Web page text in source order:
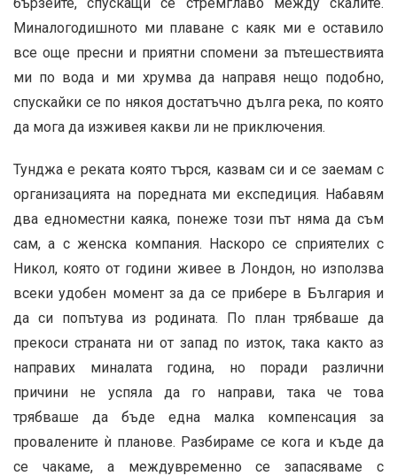
Миналогодишното ми плаване с каяк ми е оставило
все още пресни и приятни спомени за пътешествията
ми по вода и ми хрумва да направя нещо подобно,
спускайки се по някоя достатъчно дълга река, по която
да мога да изживея какви ли не приключения.
Тунджа е реката която търся, казвам си и се заемам с
организацията на поредната ми експедиция. Набавям
два едноместни каяка, понеже този път няма да съм
сам, а с женска компания. Наскоро се сприятелих с
Никол, която от години живее в Лондон, но използва
всеки удобен момент за да се прибере в България и
да си попътува из родината. По план трябваше да
прекоси страната ни от запад по изток, така както аз
направих миналата година, но поради различни
причини не успяла да го направи, така че това
трябваше да бъде една малка компенсация за
провалените ѝ планове. Разбираме се кога и къде да
се чакаме, а междувременно се запасяваме с